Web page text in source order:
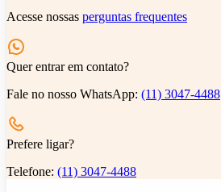
Acesse nossas perguntas frequentes
Quer entrar em contato?
Fale no nosso WhatsApp: (11) 3047-4488
Prefere ligar?
Telefone: (11) 3047-4488